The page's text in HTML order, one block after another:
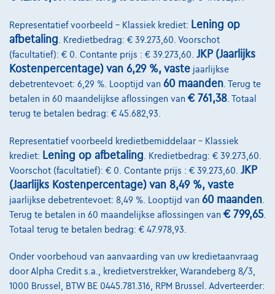
06/2020
96.881 km Benzine Manueel 92 kW ( 125 PK )
€13.990 1
Vanaf€287,97/maand
Ontdek het volledige cijfervoorbeeld
4671 Barchon, JLR Liège Automobiles
Vergelijk
Bekijk wagen
Representatief voorbeeld – Klassiek krediet: Lening op
afbetaling . Kredietbedrag: € 39.273,60. Voorschot
(facultatief): € 0. Contante prijs : € 39.273,60. JKP (Jaarlijks
Kostenpercentage) van 6,29 %, vaste jaarlijkse
debetrentevoet: 6,29 %. Looptijd van 60 maanden . Terug te
betalen in 60 maandelijkse aflossingen van € 761,38 . Totaal
terug te betalen bedrag: € 45.682,93.
Representatief voorbeeld kredietbemiddelaar – Klassiek
krediet: Lening op afbetaling . Kredietbedrag: € 39.273,60.
Voorschot (facultatief): € 0. Contante prijs : € 39.273,60. JKP
(Jaarlijks Kostenpercentage) van 8,49 %, vaste
jaarlijkse debetrentevoet: 8,49 %. Looptijd van 60 maanden
Terug te betalen in 60 maandelijkse aflossingen van € 799,65.
Totaal terug te betalen bedrag: € 47.978,93.
Onder voorbehoud van aanvaarding van uw kredietaanvraag
door Alpha Credit s.a., kredietverstrekker, Warandeberg 8/3,
1000 Brussel, BTW BE 0445.781.316, RPM Brussel. Adverteerder: